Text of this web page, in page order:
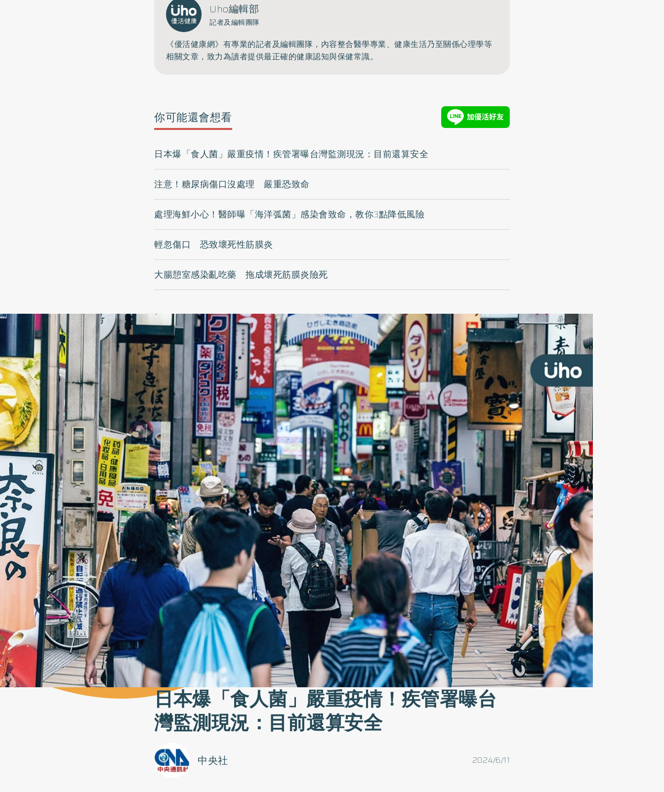
Uho編輯部
記者及編輯團隊
《優活健康網》有專業的記者及編輯團隊，內容整合醫學專業、健康生活乃至關係心理學等
相關文章，致力為讀者提供最正確的健康認知與保健常識。
你可能還會想看
日本爆「食人菌」嚴重疫情！疾管署曝台灣監測現況：目前還算安全
注意！糖尿病傷口沒處理 嚴重恐致命
處理海鮮小心！醫師曝「海洋弧菌」感染會致命，教你3點降低風險
輕忽傷口 恐致壞死性筋膜炎
大腸憩室感染亂吃藥 拖成壞死筋膜炎險死
日本爆「食人菌」嚴重疫情！疾管署曝台
灣監測現況：目前還算安全
2024/6/11
中央社